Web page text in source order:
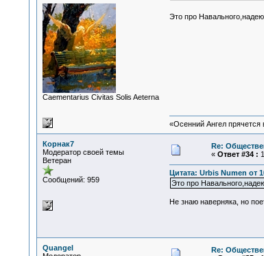
Сaementarius Civitas Solis Aeterna
Это про
«Осенний Ангел прячется
Корнак7
Модератор своей темы
Ветеран
Сообщений: 959
Re:
« Ответ #34 :
Цитата: Urbis Numen от
Это про
Не знаю наверняка, но
Quangel
Re: